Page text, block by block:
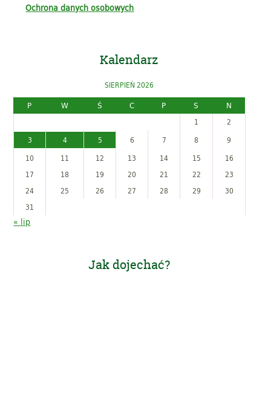
Ochrona danych osobowych
Kalendarz
SIERPIEŃ 2026
P
W Ś C P S
N
1
2
3
4 5 6 7 8
9
10
11 12 13 14 15
16
17
18 19 20 21 22
23
24
25 26 27 28 29
30
31
« lip
Jak dojechać?